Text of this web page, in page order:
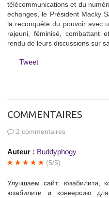
télécommunications et du
échanges, le Président Macky
la reconquête du pouvoir avec
rajeuni, féminisé, combattant
rendu de leurs discussions sur
Tweet
COMMENTAIRES
2 commentaires
Auteur : Buddyphogy
(5/5)
Улучшаем сайт: юзабилити,
юзабилити и конверсию для